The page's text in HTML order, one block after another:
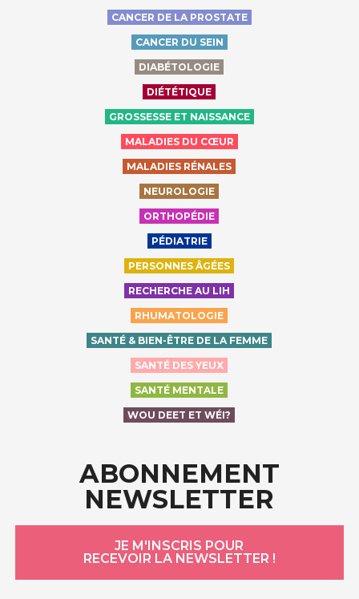
CANCER DE LA PROSTATE
CANCER DU SEIN
DIABÉTOLOGIE
DIÉTÉTIQUE
GROSSESSE ET NAISSANCE
MALADIES DU CŒUR
MALADIES RÉNALES
NEUROLOGIE
ORTHOPÉDIE
PÉDIATRIE
PERSONNES ÂGÉES
RECHERCHE AU LIH
RHUMATOLOGIE
SANTÉ & BIEN-ÊTRE DE LA FEMME
SANTÉ DES YEUX
SANTÉ MENTALE
WOU DEET ET WÉI?
ABONNEMENT
NEWSLETTER
JE M'INSCRIS POUR
RECEVOIR LA NEWSLETTER !